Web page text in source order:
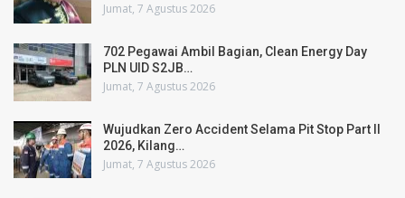
Jumat, 7 Agustus 2026
702 Pegawai Ambil Bagian, Clean Energy Day
PLN UID S2JB…
Jumat, 7 Agustus 2026
Wujudkan Zero Accident Selama Pit Stop Part II
2026, Kilang…
Jumat, 7 Agustus 2026